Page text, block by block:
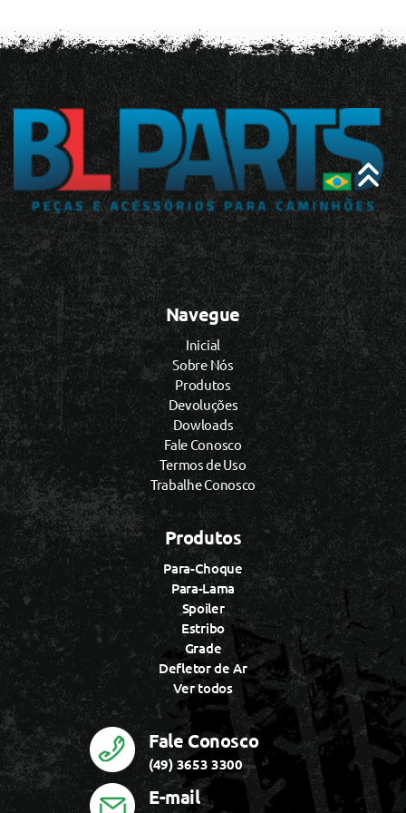
Navegue
Inicial
Sobre Nós
Produtos
Devoluções
Dowloads
Fale Conosco
Termos de Uso
Trabalhe Conosco
Produtos
Para-Choque
Para-Lama
Spoiler
Estribo
Grade
Defletor de Ar
Ver todos
Fale Conosco
(49) 3653 3300
E-mail